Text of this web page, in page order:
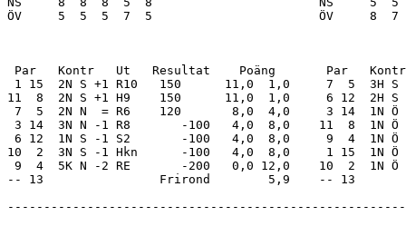
ÖV     5  5  5  7  5                       ÖV     8  7
Par   Kontr   Ut   Resultat    Poäng       Par
1 15  2N S +1 R10   150      11,0  1,0     7  5  3H
11  8  2N S +1 H9    150      11,0  1,0     6 12  2H
7  5  2N N  = R6    120       8,0  4,0     3 14  1N
3 14  3N N -1 R8       -100   4,0  8,0    11  8  1N
6 12  1N S -1 S2       -100   4,0  8,0     9  4  1N
10  2  3N S -1 Hkn      -100   4,0  8,0     1 15  1N Ö
9  4  5K N -2 RE       -200   0,0 12,0    10  2  1N Ö
-- 13                Frirond        5,9    -- 13